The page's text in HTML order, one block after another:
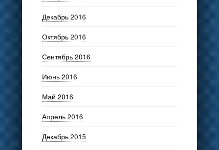
Декабрь 2016
Октябрь 2016
Сентябрь 2016
Июнь 2016
Май 2016
Апрель 2016
Декабрь 2015